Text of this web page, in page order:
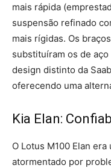
mais rápida
suspensão refinado
mais rígidas. Os
substituíram os de
design distinto da
oferecendo uma
Kia Elan:
O Lotus M100 Elan
atormentado por